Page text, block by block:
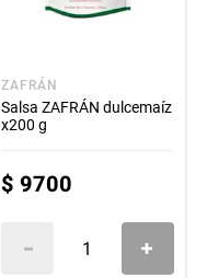
ZAFRÁN
Salsa ZAFRÁN dulcemaíz
x200 g
$ 9700